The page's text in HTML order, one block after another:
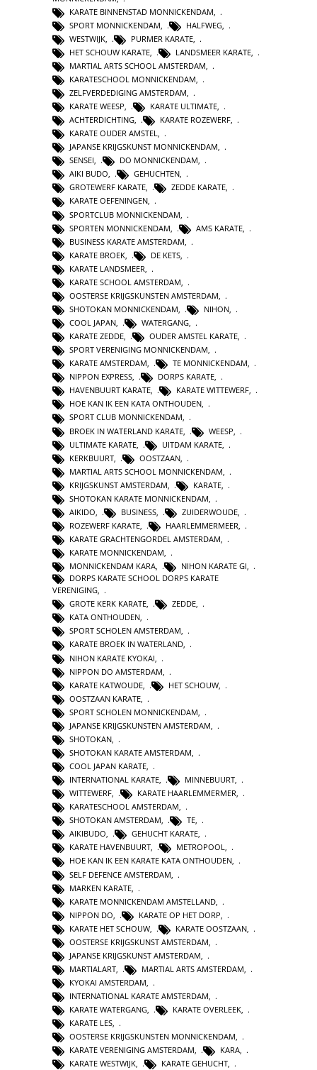
KARATE BINNENSTAD MONNICKENDAM
SPORT MONNICKENDAM
HALFWEG
WESTWIJK
PURMER KARATE
HET SCHOUW KARATE
LANDSMEER KARATE
MARTIAL ARTS SCHOOL AMSTERDAM
KARATESCHOOL MONNICKENDAM
ZELFVERDEDIGING AMSTERDAM
KARATE WEESP, KARATE ULTIMATE,
ACHTERDICHTING, KARATE ROZEWERF,
KARATE OUDER AMSTEL,
JAPANSE KRIJGSKUNST MONNICKENDAM,
SENSEI, DO MONNICKENDAM,
AIKI BUDO, GEHUCHTEN,
GROTEWERF KARATE, ZEDDE KARATE,
KARATE OEFENINGEN,
SPORTCLUB MONNICKENDAM
SPORTEN MONNICKENDAM
AMS KARATE
BUSINESS KARATE AMSTERDAM
KARATE BROEK
DE KETS
KARATE LANDSMEER
KARATE SCHOOL AMSTERDAM
OOSTERSE KRIJGSKUNSTEN AMSTERDAM
SHOTOKAN MONNICKENDAM
NIHON
COOL JAPAN, WATERGANG,
KARATE ZEDDE, OUDER AMSTEL KARATE,
SPORT VERENIGING MONNICKENDAM,
KARATE AMSTERDAM, TE MONNICKENDAM,
NIPPON EXPRESS, DORPS KARATE,
HAVENBUURT KARATE, KARATE WITTEWERF,
HOE KAN IK EEN KATA ONTHOUDEN,
SPORT CLUB MONNICKENDAM,
BROEK IN WATERLAND KARATE
WEESP
ULTIMATE KARATE
UITDAM KARATE
KERKBUURT
OOSTZAAN
MARTIAL ARTS SCHOOL MONNICKENDAM
KRIJGSKUNST AMSTERDAM
KARATE
SHOTOKAN KARATE MONNICKENDAM
AIKIDO
BUSINESS ZUIDERWOUDE
ROZEWERF KARATE
HAARLEMMERMEER
KARATE GRACHTENGORDEL AMSTERDAM,
KARATE MONNICKENDAM,
MONNICKENDAM KARA, NIHON KARATE GI,
DORPS KARATE SCHOOL DORPS KARATE
VERENIGING,
GROTE KERK KARATE, ZEDDE,
KATA ONTHOUDEN,
SPORT SCHOLEN AMSTERDAM,
KARATE BROEK IN WATERLAND,
NIHON KARATE KYOKAI
NIPPON DO AMSTERDAM
KARATE KATWOUDE
HET SCHOUW
OOSTZAAN KARATE
SPORT SCHOLEN MONNICKENDAM
JAPANSE KRIJGSKUNSTEN AMSTERDAM
SHOTOKAN
SHOTOKAN KARATE AMSTERDAM
COOL JAPAN KARATE,
INTERNATIONAL KARATE, MINNEBUURT,
WITTEWERF, KARATE HAARLEMMERMER,
KARATESCHOOL AMSTERDAM,
SHOTOKAN AMSTERDAM, TE,
AIKIBUDO, GEHUCHT KARATE,
KARATE HAVENBUURT, METROPOOL,
HOE KAN IK EEN KARATE KATA ONTHOUDEN,
SELF DEFENCE AMSTERDAM
MARKEN KARATE
KARATE MONNICKENDAM AMSTELLAND
NIPPON DO
KARATE OP HET DORP
KARATE HET SCHOUW
KARATE OOSTZAAN
OOSTERSE KRIJGSKUNST AMSTERDAM
JAPANSE KRIJGSKUNST AMSTERDAM
MARTIALART
MARTIAL ARTS AMSTERDAM
KYOKAI AMSTERDAM,
INTERNATIONAL KARATE AMSTERDAM,
KARATE WATERGANG, KARATE OVERLEEK,
KARATE LES,
OOSTERSE KRIJGSKUNSTEN MONNICKENDAM,
KARATE VERENIGING AMSTERDAM, KARA,
KARATE WESTWIJK, KARATE GEHUCHT,